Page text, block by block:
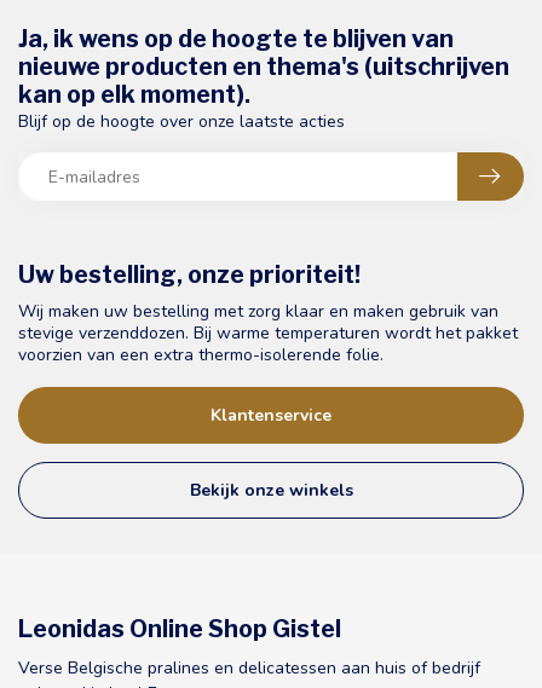
Uw bestelling, onze prioriteit!
Wij maken uw bestelling met zorg klaar en maken gebruik van
stevige verzenddozen. Bij warme temperaturen wordt het pakket
voorzien van een extra thermo-isolerende folie.
Klantenservice
Bekijk onze winkels
Ja, ik wens op de hoogte te blijven van
nieuwe producten en thema's (uitschrijven
kan op elk moment).
Blijf op de hoogte over onze laatste acties
Leonidas Online Shop Gistel
Verse Belgische pralines en delicatessen aan huis of bedrijf